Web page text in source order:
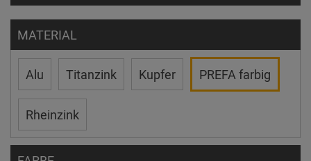
MATERIAL
Alu Titanzink Kupfer PREFA farbig
Rheinzink